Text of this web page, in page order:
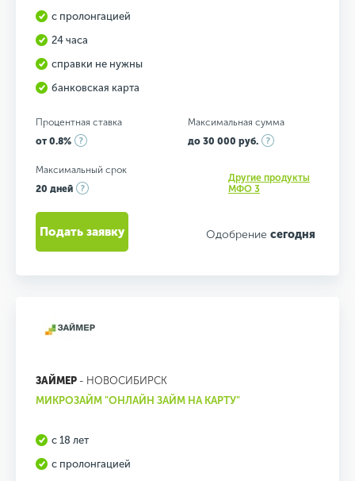
с пролонгацией
24 часа
справки не нужны
банковская карта
Процентная ставка
от 0.8%
Максимальная сумма
до 30 000 руб.
Максимальный срок
20 дней
Другие продукты
МФО 3
Одобрение сегодня
Подать заявку
ЗАЙМЕР - НОВОСИБИРСК
МИКРОЗАЙМ "ОНЛАЙН ЗАЙМ НА КАРТУ"
с 18 лет
с пролонгацией